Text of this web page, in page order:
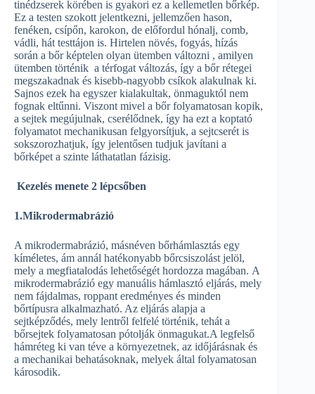
tinédzserek körében is gyakori ez a kellemetlen bőrkép.
Ez a testen szokott jelentkezni, jellemzően hason,
fenéken, csípőn, karokon, de előfordul hónalj, comb,
vádli, hát testtájon is. Hirtelen növés, fogyás, hízás
során a bőr képtelen olyan ütemben változni , amilyen
ütemben történik a térfogat változás, így a bőr rétegei
megszakadnak és kisebb-nagyobb csíkok alakulnak ki.
Sajnos ezek ha egyszer kialakultak, önmaguktól nem
fognak eltűnni. Viszont mivel a bőr folyamatosan kopik,
a sejtek megújulnak, cserélődnek, így ha ezt a koptató
folyamatot mechanikusan felgyorsítjuk, a sejtcserét is
sokszorozhatjuk, így jelentősen tudjuk javítani a
bőrképet a szinte láthatatlan fázisig.
Kezelés menete 2 lépcsőben
1.Mikrodermabrázió
A mikrodermabrázió, másnéven bőrhámlasztás egy
kíméletes, ám annál hatékonyabb bőrcsiszolást jelöl,
mely a megfiatalodás lehetőségét hordozza magában. A
mikrodermabrázió egy manuális hámlasztó eljárás, mely
nem fájdalmas, roppant eredményes és minden
bőrtípusra alkalmazható. Az eljárás alapja a
sejtképződés, mely lentről felfelé történik, tehát a
bőrsejtek folyamatosan pótolják önmagukat.A legfelső
hámréteg ki van téve a környezetnek, az időjárásnak és
a mechanikai behatásoknak, melyek által folyamatosan
károsodik.